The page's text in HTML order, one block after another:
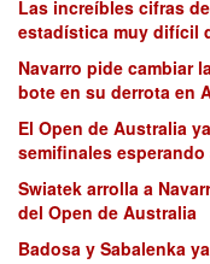
Las increíbles cifras
estadística muy difícil
Navarro pide cambiar
bote en su derrota en
El Open de Australia
semifinales esperando
Swiatek arrolla a
del Open de Australia
Badosa y Sabalenka